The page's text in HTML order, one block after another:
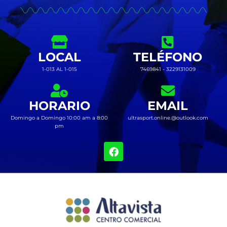
LOCAL
1-013 AL 1-015
TELÉFONO
7469841 - 3229131009
HORARIO
Domingo a Domingo 10:00 am a 8:00
pm
EMAIL
ultrasport.online.@outlook.com